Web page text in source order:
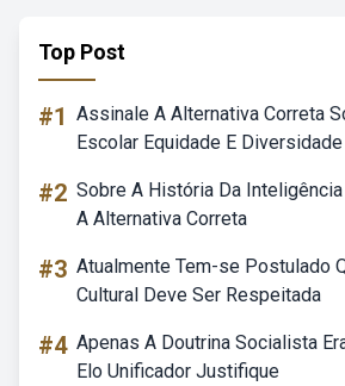
Top Post
#1 Assinale A Alternativa Correta
Escolar Equidade E Diversidade
#2 Sobre A História Da
A Alternativa Correta
#3 Atualmente Tem-se Postulado
Cultural Deve Ser Respeitada
#4 Apenas A Doutrina Socialista
Elo Unificador Justifique